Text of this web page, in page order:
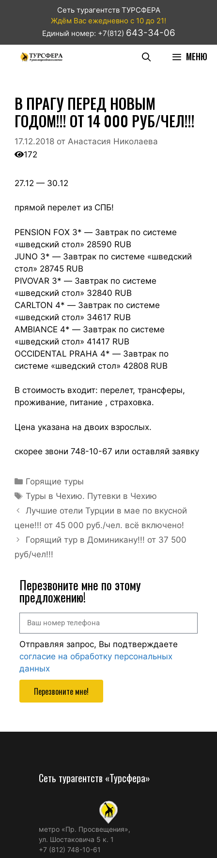
Сеть турагентств ТУРСФЕРА
Ждём Вас ежедневно с 10 до 21!
Единый номер: +7(812) 643-34-06
МЕНЮ
В ПРАГУ ПЕРЕД НОВЫМ
ГОДОМ!!! ОТ 14 000 РУБ/ЧЕЛ!!!
17.12.2018 от Анастасия Николаева
172
27.12 — 30.12
прямой перелет из СПБ!
PENSION FOX 3* — Завтрак по системе
«шведский стол» 28590 RUB
JUNO 3* — Завтрак по системе «шведский
стол» 28745 RUB
PIVOVAR 3* — Завтрак по системе
«шведский стол» 32840 RUB
CARLTON 4* — Завтрак по системе
«шведский стол» 34617 RUB
AMBIANCE 4* — Завтрак по системе
«шведский стол» 41417 RUB
OCCIDENTAL PRAHA 4* — Завтрак по
системе «шведский стол» 42808 RUB
В стоимость входит: перелет, трансферы,
проживание, питание , страховка.
Цена указана на двоих взрослых.
скорее звони 748-10-67 или оставляй заявку
Горящие туры
Туры в Чехию. Путевки в Чехию
Лучшие отели Турции в мае по вкусной
цене!!! от 45 000 руб./чел. всё включено!
Горящий тур в Доминикану!!! от 37 500
руб/чел!!!
Перезвоните мне по этому
предложению!
Отправляя запрос, Вы подтверждаете
согласие на обработку персональных
данных
Перезвоните мне!
Сеть турагентств «Турсфера»
метро «Пр. Просвещения»,
ул. Шостаковича 5 к. 1
+7 (812) 748-10-61